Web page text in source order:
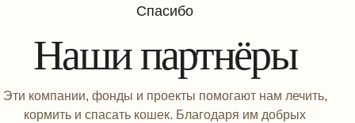
Спасибо
Наши партнёры
Эти компании, фонды и проекты помогают нам лечить,
кормить и спасать кошек. Благодаря им добрых